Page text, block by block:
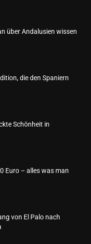
über Andalusien wissen
die den Spaniern
Schönheit in
Euro – alles was man
von El Palo nach